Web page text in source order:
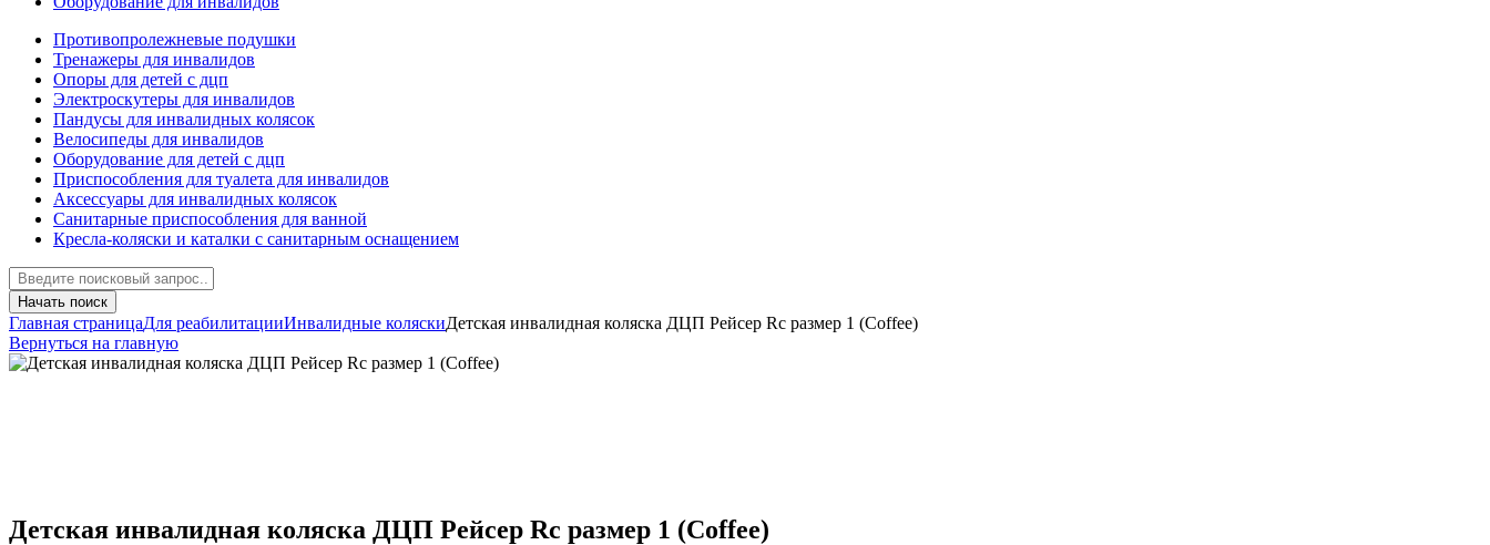
Противопролежневые подушки
Тренажеры для инвалидов
Опоры для детей с дцп
Электроскутеры для инвалидов
Пандусы для инвалидных колясок
Велосипеды для инвалидов
Оборудование для детей с дцп
Приспособления для туалета для инвалидов
Аксессуары для инвалидных колясок
Санитарные приспособления для ванной
Кресла-коляски и каталки с санитарным оснащением
Начать поиск
Главная страницаДля реабилитацииИнвалидные коляскиДетская инвалидная коляска ДЦП Рейсер Rc размер 1 (Coffee)
Вернуться на главную
Детская инвалидная коляска ДЦП Рейсер Rc размер 1 (Coffee)